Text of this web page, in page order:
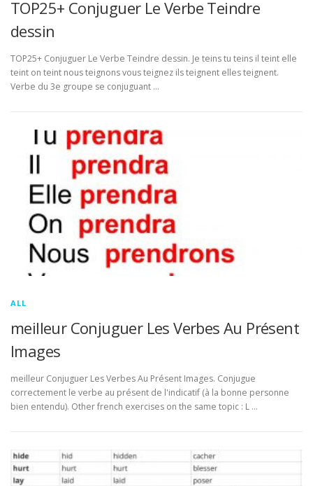
TOP25+ Conjuguer Le Verbe Teindre
dessin
TOP25+ Conjuguer Le Verbe Teindre dessin. Je teins tu teins il teint elle
teint on teint nous teignons vous teignez ils teignent elles teignent.
Verbe du 3e groupe se conjuguant …
ALL
meilleur Conjuguer Les Verbes Au Présent
Images
meilleur Conjuguer Les Verbes Au Présent Images. Conjugue
correctement le verbe au présent de l'indicatif (à la bonne personne
bien entendu). Other french exercises on the same topic : L …